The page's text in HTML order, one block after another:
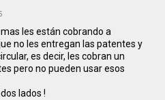
les están cobrando a
no les entregan las patentes y
es decir, les cobran un
pero no pueden usar esos
lados !